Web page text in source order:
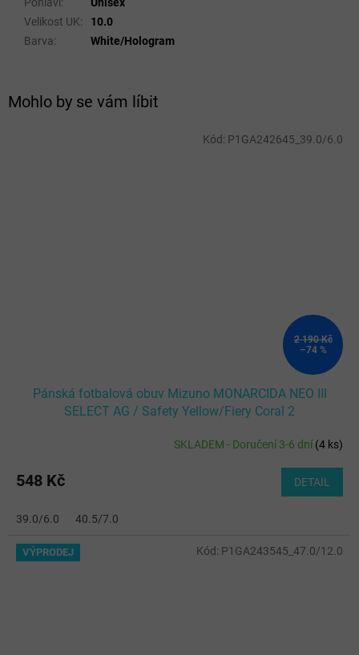
Mohlo by se vám líbit
2 190 Kč
–74 %
Pánská fotbalová obuv Mizuno MONARCIDA NEO III
SELECT AG / Safety Yellow/Fiery Coral 2
SKLADEM - Doručení 3-6 dní(4 ks)
548 Kč DETAIL
39.0/6.0 40.5/7.0
Kód: P1GA242645_39.0/6.0
VÝPRODEJ Kód: P1GA243545_47.0/12.0
Pohlaví:
Unisex
Velikost UK:
10.0
Barva: White/Hologram